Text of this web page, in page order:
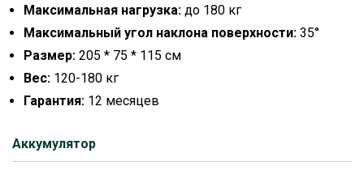
Максимальная нагрузка: до 180 кг
Максимальный угол наклона поверхности: 35°
Размер: 205 * 75 * 115 см
Вес: 120-180 кг
Гарантия: 12 месяцев
Аккумулятор